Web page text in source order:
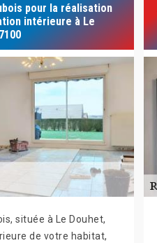
pour la réalisation
intérieure à Le
située à Le Douhet,
de votre habitat,